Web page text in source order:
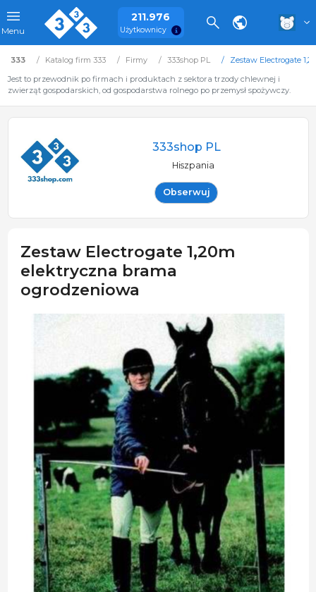
Menu
211.976
Użytkownicy
333 Katalog firm 333 Firmy 333shop PL
Zestaw Electrogate
Jest to przewodnik po firmach i produktach z sektora trzody chlewnej i
zwierząt gospodarskich, od gospodarstwa rolnego po przemysł spożywczy.
333shop PL
Hiszpania
Obserwuj
Zestaw Electrogate 1,20m
elektryczna brama
ogrodzeniowa